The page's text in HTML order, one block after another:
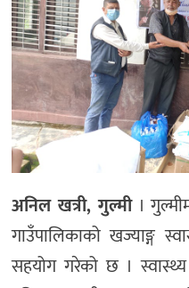
अनिल खत्री, गुल्मी।
गाउँपालिकाको खज्याङ्ग
सहयोग गरेको छ । स्वास्थ्य